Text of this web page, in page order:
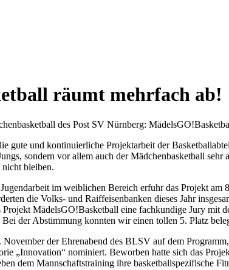
räumt mehrfach ab!
des Post SV Nürnberg:
gute und kontinuierliche Projektarbeit der
sondern vor allem auch der Mädchenbasketball
bleiben.
im weiblichen Bereich erfuhr das Projekt
die Volks- und Raiffeisenbanken dieses Jahr
Projekt MädelsGO!Basketball eine fachkundige Jury
der Abstimmung konnten wir einen tollen 5. Platz
der Ehrenabend des BLSV auf dem
„Innovation“ nominiert. Beworben hatte sich das
dem Mannschaftstraining ihre basketballspezifische